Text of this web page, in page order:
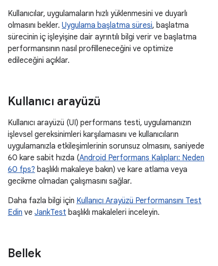
Kullanıcılar, uygulamaların hızlı yüklenmesini ve duyarlı
olmasını bekler. Uygulama başlatma süresi, başlatma
sürecinin iç işleyişine dair ayrıntılı bilgi verir ve başlatma
performansının nasıl profilleneceğini ve optimize
edileceğini açıklar.
Kullanıcı arayüzü
Kullanıcı arayüzü (UI) performans testi, uygulamanızın
işlevsel gereksinimleri karşılamasını ve kullanıcıların
uygulamanızla etkileşimlerinin sorunsuz olmasını, saniyede
60 kare sabit hızda (Android Performans Kalıpları: Neden
60 fps? başlıklı makaleye bakın) ve kare atlama veya
gecikme olmadan çalışmasını sağlar.
Daha fazla bilgi için Kullanıcı Arayüzü Performansını Test
Edin ve JankTest başlıklı makaleleri inceleyin.
Bellek